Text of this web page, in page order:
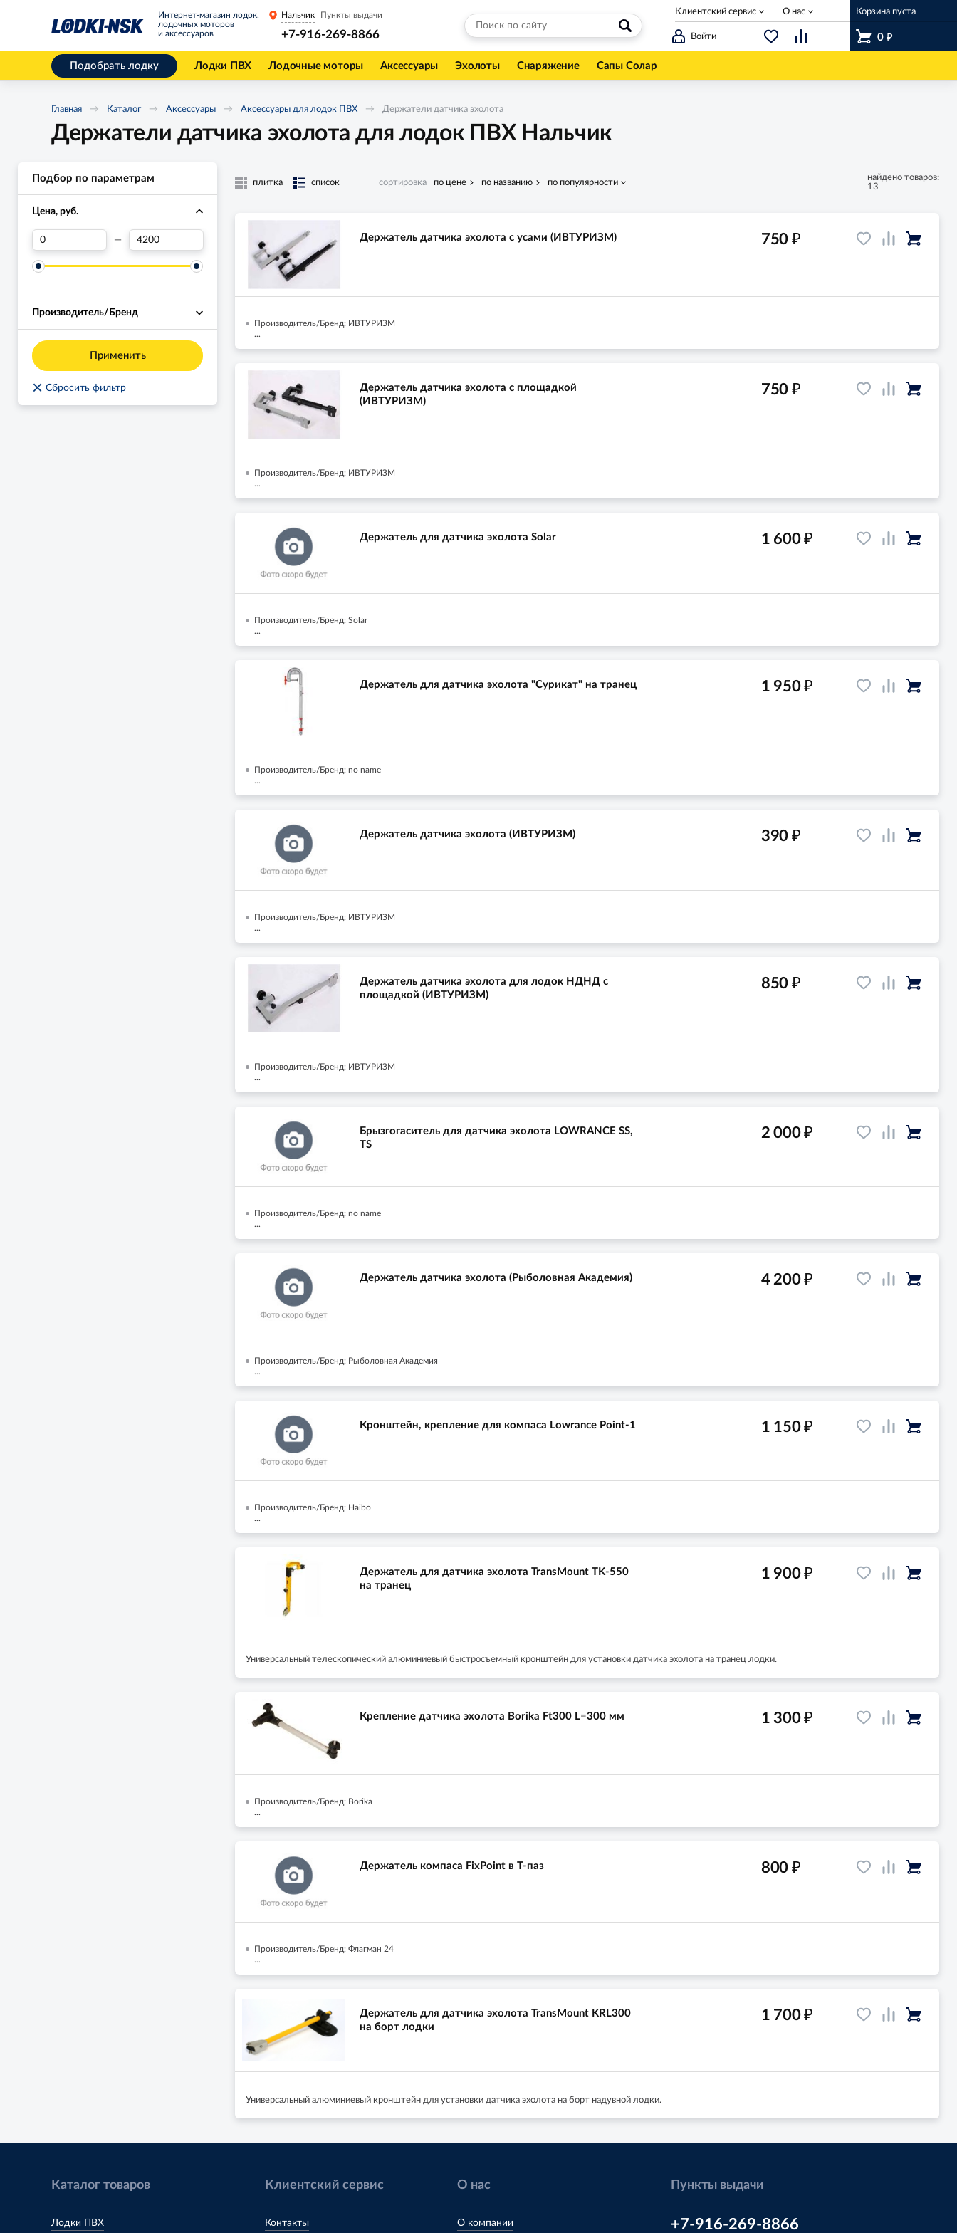
Интернет-магазин лодок,
лодочных моторов
и аксессуаров
Войти
Корзина пуста
0 ₽
Нальчик Пункты выдачи
+7-916-269-8866
Клиентский сервис О нас
Подобрать лодку Лодки ПВХ Лодочные моторы Аксессуары Эхолоты Снаряжение Сапы Солар
Главная Каталог Аксессуары Аксессуары для лодок ПВХ Держатели датчика эхолота
Держатели датчика эхолота для лодок ПВХ Нальчик
Подбор по параметрам
Цена, руб.
—
Производитель/Бренд
Применить
× Сбросить фильтр
плитка список сортировка по цене по названию по популярности
найдено товаров:
13
Держатель датчика эхолота с усами (ИВТУРИЗМ)
Производитель/Бренд: ИВТУРИЗМ
...
750 ₽
Держатель датчика эхолота с площадкой
(ИВТУРИЗМ)
Производитель/Бренд: ИВТУРИЗМ
...
750 ₽
Держатель для датчика эхолота Solar
Производитель/Бренд: Solar
...
1 600₽
Держатель для датчика эхолота "Сурикат" на транец
Производитель/Бренд: no name
...
1 950₽
Держатель датчика эхолота (ИВТУРИЗМ)
Производитель/Бренд: ИВТУРИЗМ
...
390 ₽
Держатель датчика эхолота для лодок НДНД с
площадкой (ИВТУРИЗМ)
Производитель/Бренд: ИВТУРИЗМ
...
850 ₽
Брызгогаситель для датчика эхолота LOWRANCE SS,
TS
Производитель/Бренд: no name
...
2 000₽
Держатель датчика эхолота (Рыболовная Академия)
Производитель/Бренд: Рыболовная Академия
...
4 200₽
Кронштейн, крепление для компаса Lowrance Point-1
Производитель/Бренд: Haibo
...
1 150₽
Держатель для датчика эхолота TransMount TK-550
на транец
Универсальный телескопический алюминиевый быстросъемный кронштейн для установки датчика эхолота на транец лодки.
1 900₽
Крепление датчика эхолота Borika Ft300 L=300 мм
Производитель/Бренд: Borika
...
1 300₽
Держатель компаса FixPoint в Т-паз
Производитель/Бренд: Флагман 24
...
800 ₽
Держатель для датчика эхолота TransMount KRL300
на борт лодки
Универсальный алюминиевый кронштейн для установки датчика эхолота на борт надувной лодки.
1 700₽
Каталог товаров
Лодки ПВХ
Клиентский сервис
Контакты
О нас
О компании
Пункты выдачи
+7-916-269-8866